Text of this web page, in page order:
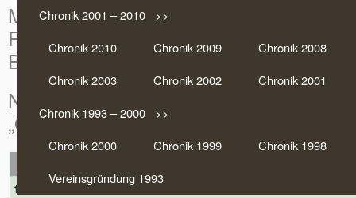
Chronik 2001 – 2010 >>
Chronik 2010
Chronik 2009
Chronik 2008
Chronik 2003
Chronik 2002
Chronik 2001
Chronik 1993 – 2000 >>
Chronik 2000
Chronik 1999
Chronik 1998
Vereinsgründung 1993
Markus „Ossi“ Scholten gewinnt am
Ranglistenturnier in Rostock.
Beim 10. Warnow-Pokal waren 60
Nach all den Jahren endlich mal ein
„Ossi“
1
Markus Scholten